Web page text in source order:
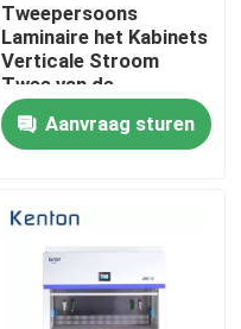
Tweepersoons
Laminaire het Kabinets
Verticale Stroom
Twee van de
Luchtstroom Kanten
Aanvraag sturen